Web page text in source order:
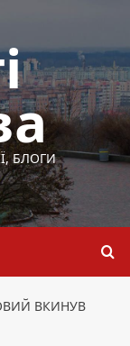
БЛОГИ
ВКИНУВ